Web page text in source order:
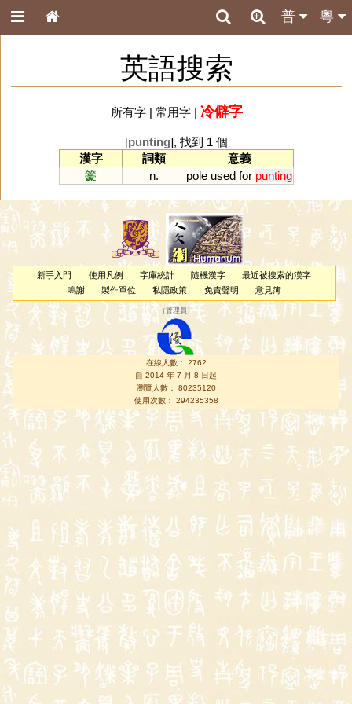
粵
普
英語搜索
所有字| 常用字| 冷僻字
[punting], 找到 1 個
漢字
詞類
意義
籇
n. pole used for punting
新手入門 使用凡例 字庫統計 隨機漢字
最近被搜索的漢字
鳴謝
製作單位 私隱政策 免責聲明 意見簿
（管理員 ）
在線人數： 2762
自 2014 年 7 月 8 日起
瀏覽人數： 80235120
使用次數： 294235358